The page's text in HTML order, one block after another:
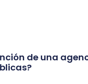
de una